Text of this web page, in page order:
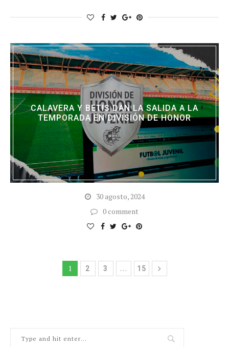
CALAVERA Y BETIS DAN LA SALIDA A LA
TEMPORADA EN DIVISIÓN DE HONOR
30 agosto, 2024
0 comment
1 2 3 … 15